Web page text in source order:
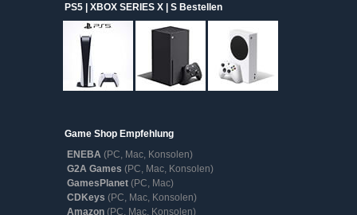
PS5 | XBOX SERIES X | S Bestellen
Game Shop Empfehlung
ENEBA (PC, Mac, Konsolen)
G2A Games (PC, Mac, Konsolen)
GamesPlanet (PC, Mac)
CDKeys (PC, Mac, Konsolen)
Amazon (PC, Mac, Konsolen)